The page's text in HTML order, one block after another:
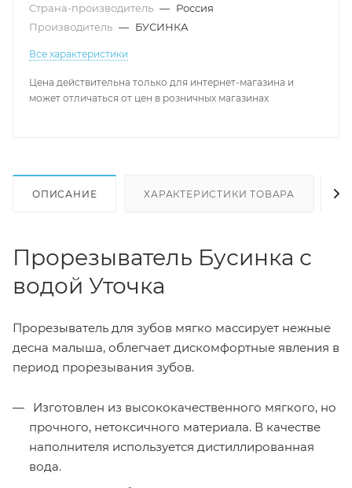
Страна-производитель — Россия
Производитель — БУСИНКА
Все характеристики
Цена действительна только для интернет-магазина и
может отличаться от цен в розничных магазинах
ОПИСАНИЕ ХАРАКТЕРИСТИКИ ТОВАРА
Прорезыватель Бусинка с
водой Уточка
Прорезыватель для зубов мягко массирует нежные
десна малыша, облегчает дискомфортные явления в
период прорезывания зубов.
Изготовлен из высококачественного мягкого, но
прочного, нетоксичного материала. В качестве
наполнителя используется дистиллированная
вода.